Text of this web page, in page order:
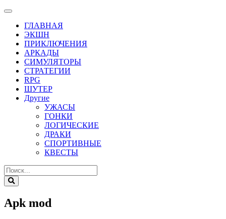
ГЛАВНАЯ
ЭКШН
ПРИКЛЮЧЕНИЯ
АРКАДЫ
СИМУЛЯТОРЫ
СТРАТЕГИИ
RPG
ШУТЕР
Другие
УЖАСЫ
ГОНКИ
ЛОГИЧЕСКИЕ
ДРАКИ
СПОРТИВНЫЕ
КВЕСТЫ
Apk mod